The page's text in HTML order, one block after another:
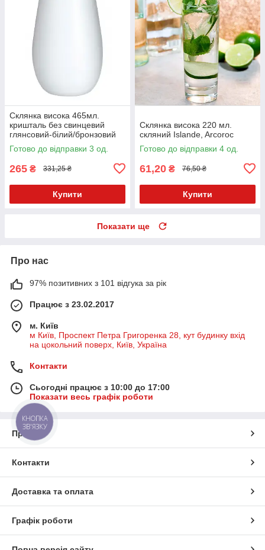
Склянка висока 465мл.
кришталь без свинцевий
глянсовий-білий/бронзовий
Olympic, Stolzle
Готово до відправки 3 од.
265 ₴ 331,25 ₴
Купити
Склянка висока 220 мл.
скляний Islande, Arcoroc
Готово до відправки 4 од.
61,20 ₴ 76,50 ₴
Купити
Показати ще
Про нас
97% позитивних з 101 відгука за рік
Працює з 23.02.2017
м. Київ
м Київ, Проспект Петра Григоренка 28, кут будинку вхід
на цокольний поверх, Київ, Україна
Контакти
Сьогодні працює з 10:00 до 17:00
Показати весь графік роботи
Про нас
Контакти
Доставка та оплата
Графік роботи
КНОПКА
ЗВ'ЯЗКУ